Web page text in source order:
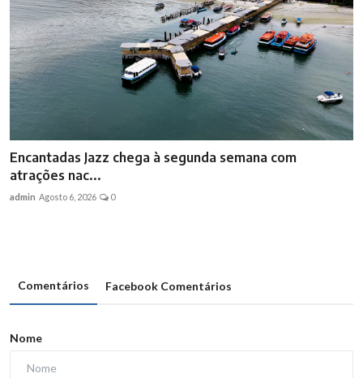
Encantadas Jazz chega à segunda semana com
atrações nac...
admin Agosto 6, 2026 0
Comentários Facebook Comentários
Nome